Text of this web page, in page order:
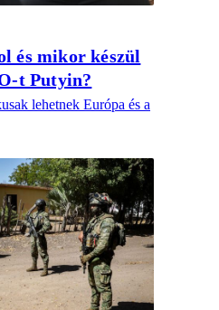
és mikor készül
t Putyin?
lehetnek Európa és a